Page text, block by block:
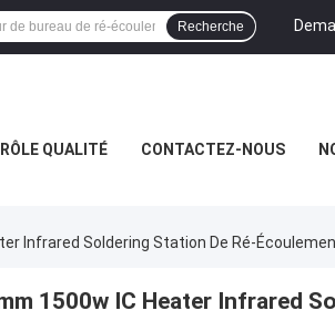
Recherche
QUALITÉ CONTACTEZ-NOUS
Infrared Soldering Station De Ré-
1500w IC Heater Infrared